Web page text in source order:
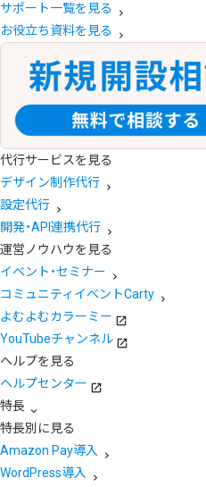
サポート一覧を見る
お役立ち資料を見る
代行サービスを見る
デザイン制作代行
設定代行
開発・API連携代行
運営ノウハウを見る
イベント・セミナー
コミュニティイベントCarty
よむよむカラーミー
YouTubeチャンネル
ヘルプを見る
ヘルプセンター
特長
特長別に見る
Amazon Pay導入
WordPress導入